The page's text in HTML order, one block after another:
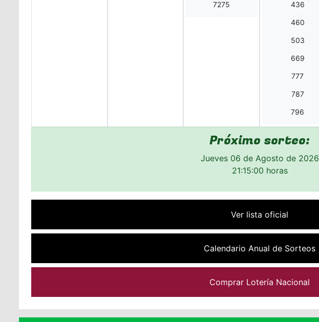
7275 436
460
503
669
777
787
796
Próximo sorteo:
Jueves 06 de Agosto de 2026
21:15:00 horas
Ver lista oficial
Calendario Anual de Sorteos
Comprar Lotería Nacional